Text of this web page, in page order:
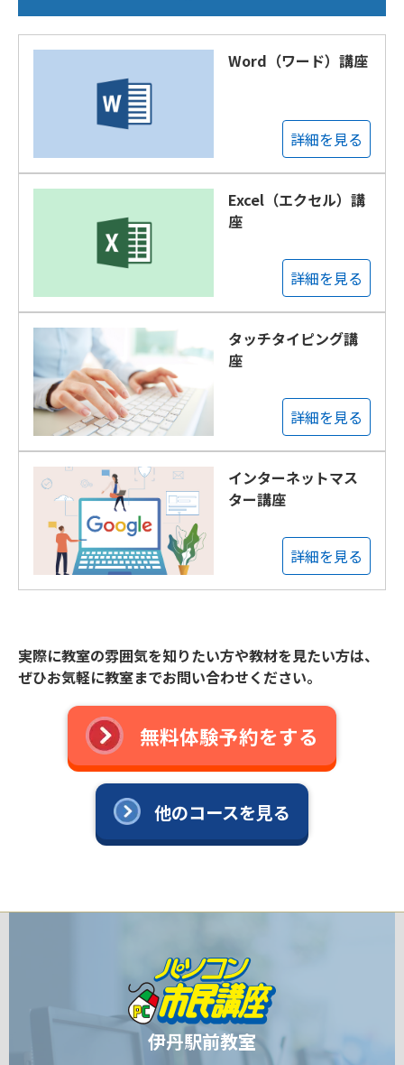
Word（ワード）講座
詳細を見る
Excel（エクセル）講
座
詳細を見る
タッチタイピング講
座
詳細を見る
インターネットマス
ター講座
詳細を見る
実際に教室の雰囲気を知りたい方や教材を見たい方は、
ぜひお気軽に教室までお問い合わせください。
無料体験予約をする
他のコースを見る
伊丹駅前教室